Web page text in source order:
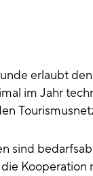
erlaubt
im Jahr
sind